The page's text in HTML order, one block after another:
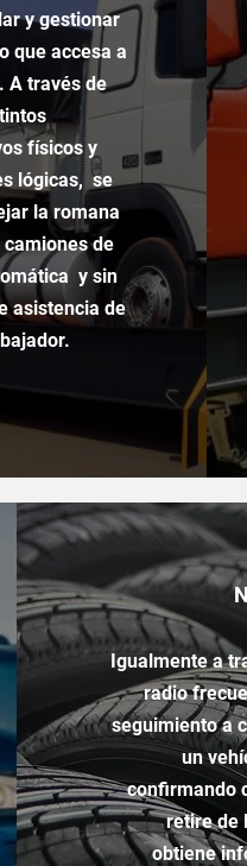
y gestionar
que accesa a
A través de
físicos y
lógicas, se
la romana
de
y sin
asistencia de
Igualmente a
radio
seguimiento a
un
confirmando
retire de
obtiene